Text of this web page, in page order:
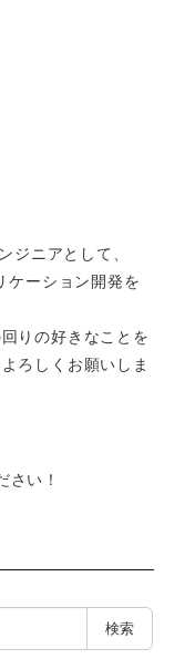
ニアとして、
ケーション開発を
りの好きなことを
ろしくお願いしま
い！
検索